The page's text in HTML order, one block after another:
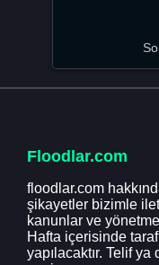
Floodlar.com
floodlar.com
şikayetler bizimle
kanunlar ve
Hafta içerisinde
yapılacaktır. Telif